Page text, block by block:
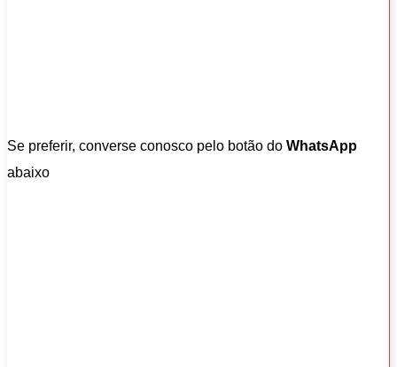
Se preferir, converse conosco pelo botão do WhatsApp
abaixo